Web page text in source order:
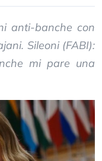
anti-banche con
Sileoni (FABI):
mi pare una